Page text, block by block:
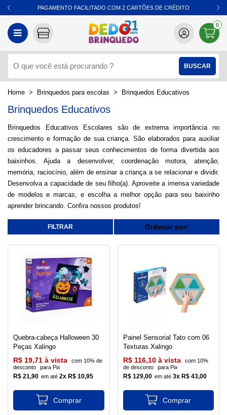
PAGAMENTO FACILITADO COM 2 CARTÕES DE CRÉDITO
0
Brinquedos para escolas Brinquedos Educativos
Brinquedos Educativos
Brinquedos Educativos Escolares são de extrema importância no
crescimento e formação de sua criança. São elaborados para auxiliar
os educadores a passar seus conhecimentos de forma divertida aos
baixinhos. Ajuda a desenvolver, coordenação motora, atenção,
memória, raciocínio, além de ensinar a criança a se relacionar e dividir.
Desenvolva a capacidade de seu filho(a). Aproveite a imensa variedade
de modelos e marcas, e escolha a melhor opção para seu baixinho
aprender brincando. Confira nossos produtos!
Ordenar por:
Quebra-cabeça Halloween 30
Peças Xalingo
R$ 21,90 2x R$ 10,95
R$ 19,71 à vista
com 10% de
desconto
para Pix
Painel Sensorial Tato com 06
Texturas Xalingo
R$ 129,00 3x R$ 43,00
R$ 116,10 à vista
com 10%
de desconto
para Pix